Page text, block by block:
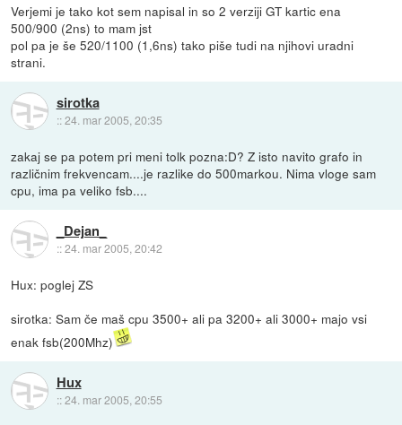
Verjemi je tako kot sem napisal in so 2 verziji GT kartic ena
500/900 (2ns) to mam jst
pol pa je še 520/1100 (1,6ns) tako piše tudi na njihovi uradni
strani.
sirotka
::24. mar 2005, 20:35
zakaj se pa potem pri meni tolk pozna:D? Z isto navito grafo in
različnim frekvencam....je razlike do 500markou. Nima vloge sam
cpu, ima pa veliko fsb....
_Dejan_
::24. mar 2005, 20:42
Hux: poglej ZS
sirotka: Sam če maš cpu 3500+ ali pa 3200+ ali 3000+ majo vsi
enak fsb(200Mhz)
Hux
::24. mar 2005, 20:55